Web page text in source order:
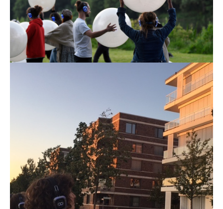
ANTZ! Die Seele der purpurnen Ameise
Audioperformance